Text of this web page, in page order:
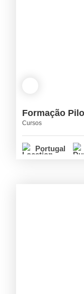
Formação
Cursos
Portugal